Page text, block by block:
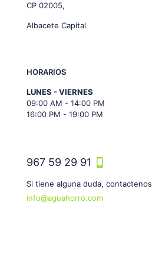
CP 02005,
Albacete Capital
HORARIOS
LUNES - VIERNES
09:00 AM - 14:00 PM
16:00 PM - 19:00 PM
967 59 29 91
Si tiene alguna duda, contactenos
info@aguahorro.com